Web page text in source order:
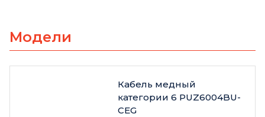
Модели
Кабель медный
категории 6 PUZ6004BU-
CEG